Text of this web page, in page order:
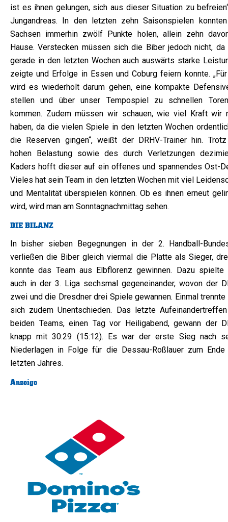
ist es ihnen gelungen, sich aus dieser Situation zu
Jungandreas. In den letzten zehn Saisonspielen
Sachsen immerhin zwölf Punkte holen, allein zehn
Hause. Verstecken müssen sich die Biber jedoch nicht, da
gerade in den letzten Wochen auch auswärts starke
zeigte und Erfolge in Essen und Coburg feiern konnte.
wird es wiederholt darum gehen, eine kompakte
stellen und über unser Tempospiel zu schnellen
kommen. Zudem müssen wir schauen, wie viel Kraft wir
haben, da die vielen Spiele in den letzten Wochen
die Reserven gingen“, weißt der DRHV-Trainer hin.
hohen Belastung sowie des durch Verletzungen
Kaders hofft dieser auf ein offenes und spannendes Ost-
Vieles hat sein Team in den letzten Wochen mit viel
und Mentalität überspielen können. Ob es ihnen erneut
wird, wird man am Sonntagnachmittag sehen.
DIE BILANZ
In bisher sieben Begegnungen in der 2. Handball-
verließen die Biber gleich viermal die Platte als Sieger,
konnte das Team aus Elbflorenz gewinnen. Dazu spielte
auch in der 3. Liga sechsmal gegeneinander, wovon der
zwei und die Dresdner drei Spiele gewannen. Einmal trennte
sich zudem Unentschieden. Das letzte
beiden Teams, einen Tag vor Heiligabend, gewann der
knapp mit 30:29 (15:12). Es war der erste Sieg nach
Niederlagen in Folge für die Dessau-Roßlauer zum
letzten Jahres.
Anzeige